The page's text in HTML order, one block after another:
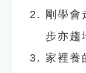
剛學會
步亦趨
家裡養